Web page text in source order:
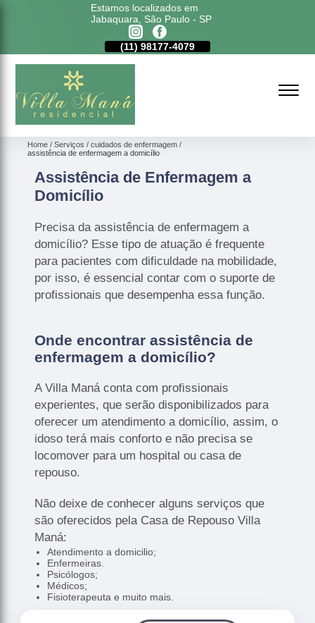
Estamos localizados em
Jabaquara, São Paulo - SP
(11) 98177-4079
Home Serviços
cuidados de enfermagem
assistência de enfermagem a domicílio
Assistência de Enfermagem a
Domicílio
Precisa da assistência de enfermagem a
domicílio? Esse tipo de atuação é frequente
para pacientes com dificuldade na mobilidade,
por isso, é essencial contar com o suporte de
profissionais que desempenha essa função.
Onde encontrar assistência de
enfermagem a domicílio?
A Villa Maná conta com profissionais
experientes, que serão disponibilizados para
oferecer um atendimento a domicílio, assim, o
idoso terá mais conforto e não precisa se
locomover para um hospital ou casa de
repouso.
Não deixe de conhecer alguns serviços que
são oferecidos pela Casa de Repouso Villa
Maná:
Atendimento a domicilio;
Enfermeiras.
Psicólogos;
Médicos;
Fisioterapeuta e muito mais.